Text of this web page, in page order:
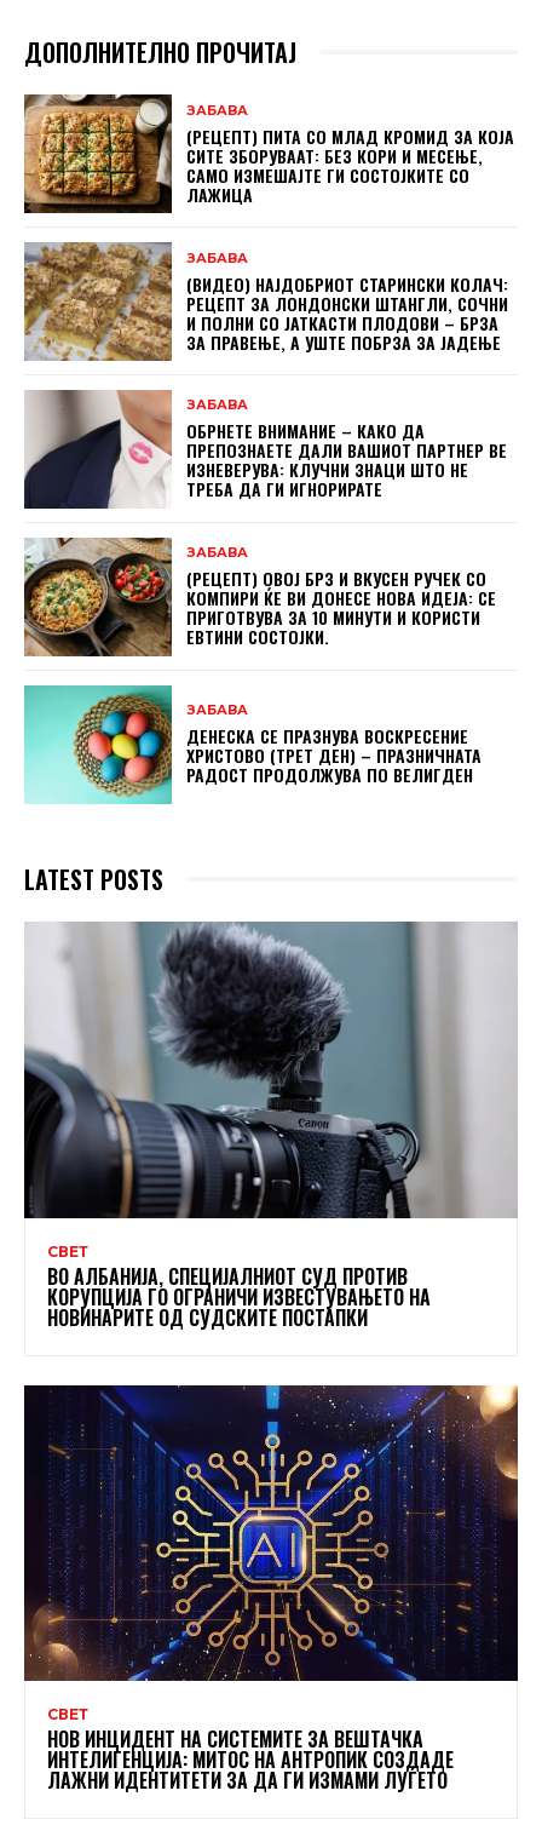
ДОПОЛНИТЕЛНО ПРОЧИТАЈ
ЗАБАВА
(РЕЦЕПТ) ПИТА СО МЛАД КРОМИД ЗА КОЈА
СИТЕ ЗБОРУВААТ: БЕЗ КОРИ И МЕСЕЊЕ,
САМО ИЗМЕШАЈТЕ ГИ СОСТОЈКИТЕ СО
ЛАЖИЦА
ЗАБАВА
(ВИДЕО) НАЈДОБРИОТ СТАРИНСКИ КОЛАЧ:
РЕЦЕПТ ЗА ЛОНДОНСКИ ШТАНГЛИ, СОЧНИ
И ПОЛНИ СО ЈАТКАСТИ ПЛОДОВИ – БРЗА
ЗА ПРАВЕЊЕ, А УШТЕ ПОБРЗА ЗА ЈАДЕЊЕ
ЗАБАВА
ОБРНЕТЕ ВНИМАНИЕ – КАКО ДА
ПРЕПОЗНАЕТЕ ДАЛИ ВАШИОТ ПАРТНЕР ВЕ
ИЗНЕВЕРУВА: КЛУЧНИ ЗНАЦИ ШТО НЕ
ТРЕБА ДА ГИ ИГНОРИРАТЕ
ЗАБАВА
(РЕЦЕПТ) ОВОЈ БРЗ И ВКУСЕН РУЧЕК СО
КОМПИРИ ЌЕ ВИ ДОНЕСЕ НОВА ИДЕЈА: СЕ
ПРИГОТВУВА ЗА 10 МИНУТИ И КОРИСТИ
ЕВТИНИ СОСТОЈКИ.
ЗАБАВА
ДЕНЕСКА СЕ ПРАЗНУВА ВОСКРЕСЕНИЕ
ХРИСТОВО (ТРЕТ ДЕН) – ПРАЗНИЧНАТА
РАДОСТ ПРОДОЛЖУВА ПО ВЕЛИГДЕН
LATEST POSTS
СВЕТ
ВО АЛБАНИЈА, СПЕЦИЈАЛНИОТ СУД ПРОТИВ
КОРУПЦИЈА ГО ОГРАНИЧИ ИЗВЕСТУВАЊЕТО НА
НОВИНАРИТЕ ОД СУДСКИТЕ ПОСТАПКИ
СВЕТ
НОВ ИНЦИДЕНТ НА СИСТЕМИТЕ ЗА ВЕШТАЧКА
ИНТЕЛИГЕНЦИЈА: МИТОС НА АНТРОПИК СОЗДАДЕ
ЛАЖНИ ИДЕНТИТЕТИ ЗА ДА ГИ ИЗМАМИ ЛУЃЕТО